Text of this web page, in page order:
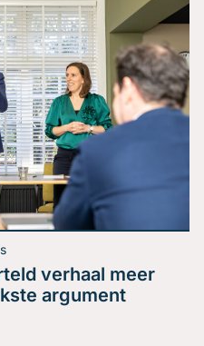
de regie in
verhaal meer
argument